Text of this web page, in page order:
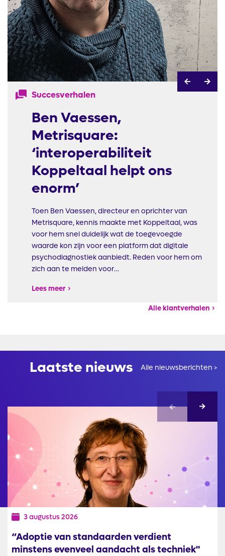
Succesverhalen
Ben Vaessen,
Metrisquare:
‘interoperabiliteit
Koppeltaal helpt ons
enorm’
Toen Ben Vaessen, directeur en oprichter van
Metrisquare, kennis maakte met Koppeltaal, was
voor hem snel duidelijk wat de toegevoegde
waarde kon zijn voor een platform dat digitale
psychodiagnostiek aanbiedt. Reden voor hem om
zich aan te melden voor…
Lees meer
Alle klantverhalen
Laatste nieuws Alle nieuwsberichten >
Afbeelding
3 augustus 2026
“Adoptie van standaarden verdient
minstens evenveel aandacht als techniek"